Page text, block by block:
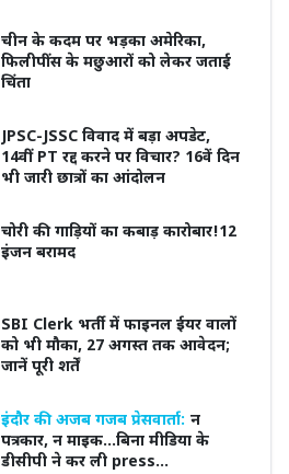
चीन के कदम पर भड़का अमेरिका,
फिलीपींस के मछुआरों को लेकर जताई
चिंता
JPSC-JSSC विवाद में बड़ा अपडेट,
14वीं PT रद्द करने पर विचार? 16वें दिन
भी जारी छात्रों का आंदोलन
चोरी की गाड़ियों का कबाड़ कारोबार!12
इंजन बरामद
SBI Clerk भर्ती में फाइनल ईयर वालों
को भी मौका, 27 अगस्त तक आवेदन;
जानें पूरी शर्तें
इंदौर की अजब गजब प्रेसवार्ता: न
पत्रकार, न माइक...बिना मीडिया के
डीसीपी ने कर ली press